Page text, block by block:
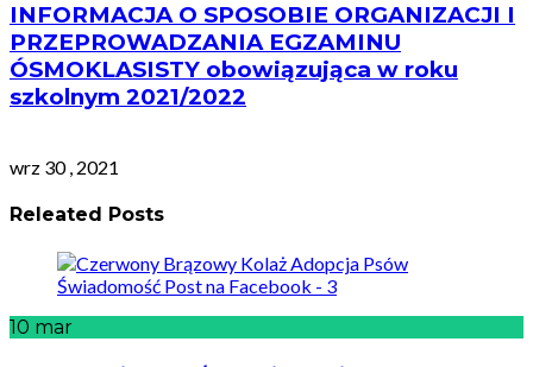
INFORMACJA O SPOSOBIE ORGANIZACJI I
PRZEPROWADZANIA EGZAMINU
ÓSMOKLASISTY obowiązująca w roku
szkolnym 2021/2022
wrz 30 , 2021
Releated Posts
10 mar